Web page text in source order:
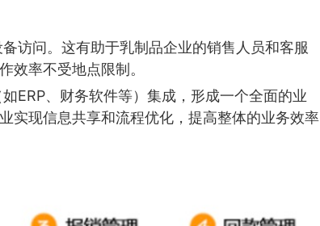
访问。这有助于乳制品企业的销售人员和客服
效率不受地点限制。
ERP、财务软件等）集成，形成一个全面的业
实现信息共享和流程优化，提高整体的业务效率